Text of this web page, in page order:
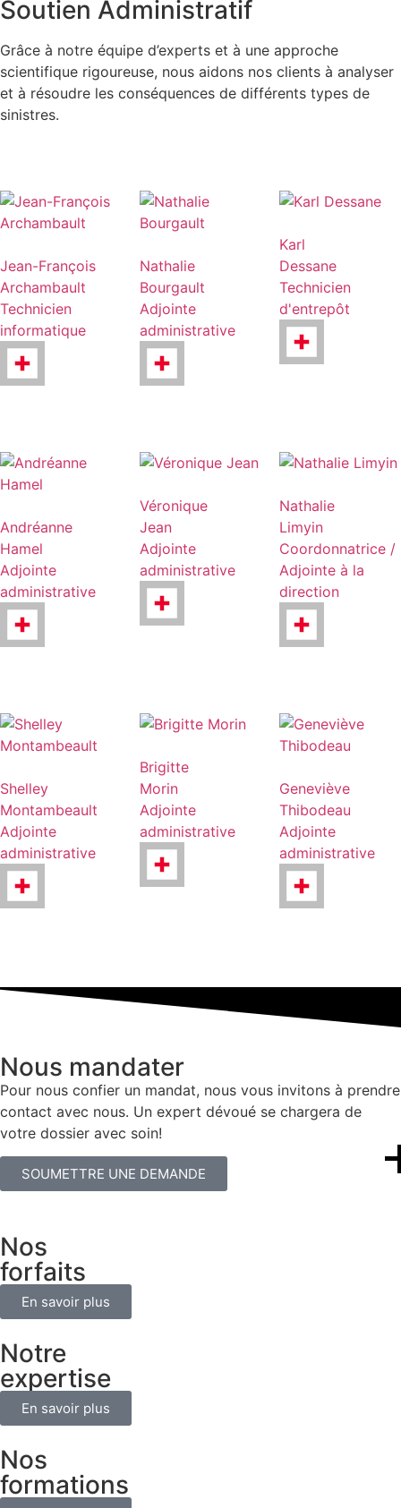
Soutien Administratif
Grâce à notre équipe d’experts et à une approche
scientifique rigoureuse, nous aidons nos clients à analyser
et à résoudre les conséquences de différents types de
sinistres.
Jean-François
Archambault
Technicien
informatique
Nathalie
Bourgault
Adjointe
administrative
Karl
Dessane
Technicien
d'entrepôt
Andréanne
Hamel
Adjointe
administrative
Véronique
Jean
Adjointe
administrative
Nathalie
Limyin
Coordonnatrice /
Adjointe à la
direction
Shelley
Montambeault
Adjointe
administrative
Brigitte
Morin
Adjointe
administrative
Geneviève
Thibodeau
Adjointe
administrative
Nous mandater
Pour nous confier un mandat, nous vous invitons à prendre
contact avec nous. Un expert dévoué se chargera de
votre dossier avec soin!
SOUMETTRE UNE DEMANDE
Nos
forfaits
En savoir plus
Notre
expertise
En savoir plus
Nos
formations